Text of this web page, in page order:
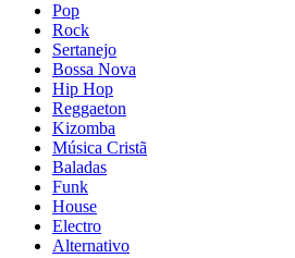
Pop
Rock
Sertanejo
Bossa Nova
Hip Hop
Reggaeton
Kizomba
Música Cristã
Baladas
Funk
House
Electro
Alternativo